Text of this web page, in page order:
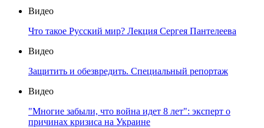
Видео
Что такое Русский мир? Лекция Сергея Пантелеева
Видео
Защитить и обезвредить. Специальный репортаж
Видео
"Многие забыли, что война идет 8 лет": эксперт о
причинах кризиса на Украине